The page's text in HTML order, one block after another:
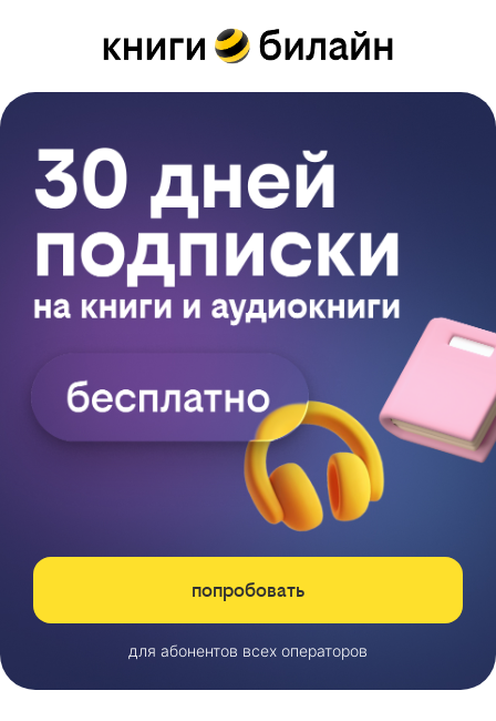
попробовать
для абонентов всех операторов